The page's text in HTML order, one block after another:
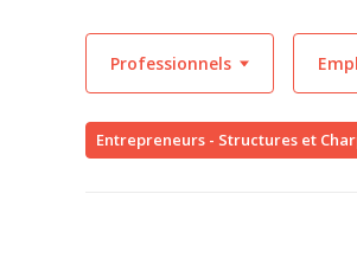
Professionnels
Entrepreneurs - Structures et